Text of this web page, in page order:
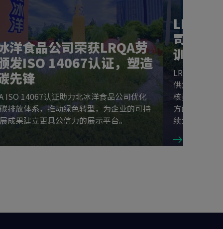
洋食品公司荣获LRQA劳
发ISO 14067认证，塑造
先锋
ISO 14067认证助力北冰洋食品公司优化
排放体系，推动绿色转型，为企业的可持
成果建立更具公信力的展示平台。
LRQA
司提供
训，共
LRQA劳盛为
供为期五天
核员培训，
方面的专业
续为中国消